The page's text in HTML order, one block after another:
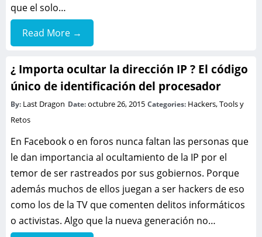
que el solo…
Read More →
¿ Importa ocultar la dirección IP ? El código
único de identificación del procesador
By: Last Dragon Date:octubre 26, 2015 Categories: Hackers, Tools y
Retos
En Facebook o en foros nunca faltan las personas que
le dan importancia al ocultamiento de la IP por el
temor de ser rastreados por sus gobiernos. Porque
además muchos de ellos juegan a ser hackers de eso
como los de la TV que comenten delitos informáticos
o activistas. Algo que la nueva generación no…